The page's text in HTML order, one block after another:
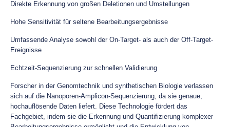
Direkte Erkennung von großen Deletionen und Umstellungen
Hohe Sensitivität für seltene Bearbeitungsergebnisse
Umfassende Analyse sowohl der On-Target- als auch der Off-Target-
Ereignisse
Echtzeit-Sequenzierung zur schnellen Validierung
Forscher in der Genomtechnik und synthetischen Biologie verlassen
sich auf die Nanoporen-Amplicon-Sequenzierung, da sie genaue,
hochauflösende Daten liefert. Diese Technologie fördert das
Fachgebiet, indem sie die Erkennung und Quantifizierung komplexer